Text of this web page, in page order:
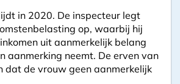
in 2020. De inspecteur legt
op, waarbij hij
uit aanmerkelijk belang
aanmerking neemt. De erven van
dat de vrouw geen aanmerkelijk